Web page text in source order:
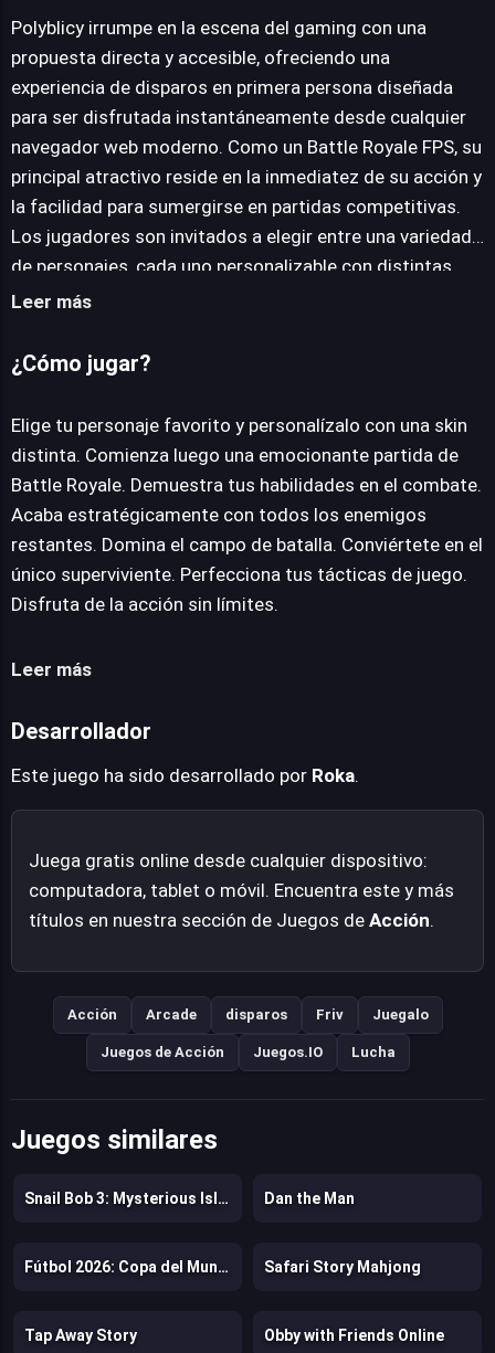
JUEGALO AHORA
Polyblicy irrumpe en la escena del gaming con una
propuesta directa y accesible, ofreciendo una
experiencia de disparos en primera persona diseñada
para ser disfrutada instantáneamente desde cualquier
navegador web moderno. Como un Battle Royale FPS, su
principal atractivo reside en la inmediatez de su acción y
la facilidad para sumergirse en partidas competitivas.
Los jugadores son invitados a elegir entre una variedad
de personajes, cada uno personalizable con distintas
skins, antes de lanzarse al fragor de un combate donde
juego se centra en la eliminación de enemigos en un
puntería precisa. No hay complejas narrativas que
desentrañar, sino la pura adrenalina del enfrentamiento
directo. Su naturaleza de juego gratuito y sin necesidad
de descargas, compatible con navegadores como
Chrome, Firefox, Opera o Edge, lo convierte en una
opción ideal para sesiones rápidas o para aquellos que
buscan diversión sin complicaciones técnicas. Polyblicy
Leer más
¿Cómo jugar?
Elige tu personaje favorito y personalízalo con una skin
distinta. Comienza luego una emocionante partida de
Battle Royale. Demuestra tus habilidades en el combate.
Acaba estratégicamente con todos los enemigos
restantes. Domina el campo de batalla. Conviértete en el
único superviviente. Perfecciona tus tácticas de juego.
Disfruta de la acción sin límites.
Leer más
Desarrollador
Este juego ha sido desarrollado por Roka.
Juega gratis online desde cualquier dispositivo:
computadora, tablet o móvil. Encuentra este y más
títulos en nuestra sección de Juegos de Acción.
Acción Arcade disparos Friv Juegalo
Juegos de Acción Juegos.IO Lucha
Juegos similares
Snail Bob 3: Mysterious Island Dan the Man
Fútbol 2026: Copa del Mundo Safari Story Mahjong
Tap Away Story Obby with Friends Online